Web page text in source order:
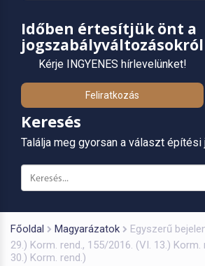
Időben értesítjük önt a
jogszabályváltozásokról
Kérje INGYENES hírlevelünket!
Feliratkozás
Keresés
Találja meg gyorsan a választ
Főoldal Magyarázatok
Egyszerű
29.) Korm. rend., 155/2016. (VI. 13.) Korm.
30.) Korm. rend.)